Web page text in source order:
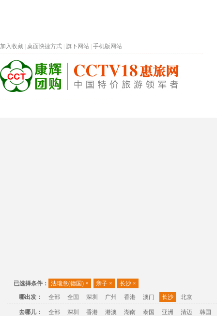
加入收藏 桌面快捷方式 旗下网站 手机版网站
已选择条件： 法瑞意(德国) × 亲子 × 长沙 ×
哪出发：
全部 全国 深圳 广州 香港 澳门 长沙 北京
去哪儿： 全部 深圳 香港 港澳 湖南 泰国 亚洲 清迈
韩国